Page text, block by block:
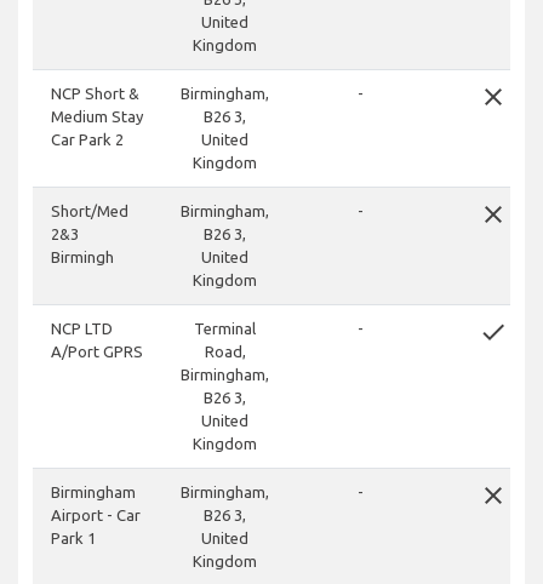
United
Kingdom
NCP Short &
Medium Stay
Car Park 2
Birmingham,
B26 3,
United
Kingdom
- close
Short/Med
2&3
Birmingh
Birmingham,
B26 3,
United
Kingdom
- close
NCP LTD
A/Port GPRS
Terminal
Road,
Birmingham,
B26 3,
United
Kingdom
- done
Birmingham
Airport - Car
Park 1
Birmingham,
B26 3,
United
Kingdom
- close